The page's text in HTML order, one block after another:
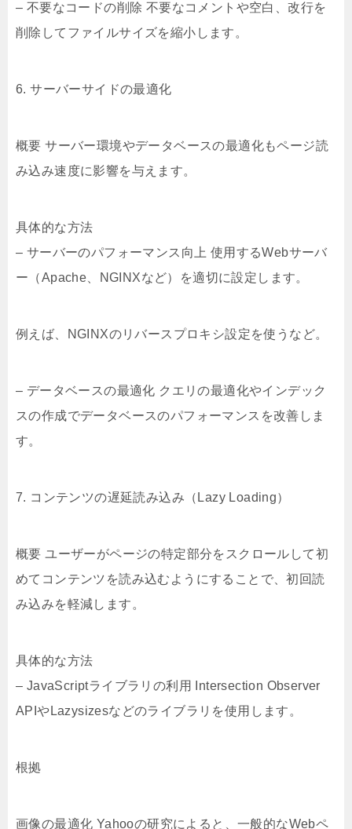
– 不要なコードの削除 不要なコメントや空白、改行を
削除してファイルサイズを縮小します。
6. サーバーサイドの最適化
概要 サーバー環境やデータベースの最適化もページ読
み込み速度に影響を与えます。
具体的な方法
– サーバーのパフォーマンス向上 使用するWebサーバ
ー（Apache、NGINXなど）を適切に設定します。
例えば、NGINXのリバースプロキシ設定を使うなど。
– データベースの最適化 クエリの最適化やインデック
スの作成でデータベースのパフォーマンスを改善しま
す。
7. コンテンツの遅延読み込み（Lazy Loading）
概要 ユーザーがページの特定部分をスクロールして初
めてコンテンツを読み込むようにすることで、初回読
み込みを軽減します。
具体的な方法
– JavaScriptライブラリの利用 Intersection Observer
APIやLazysizesなどのライブラリを使用します。
根拠
画像の最適化 Yahooの研究によると、一般的なWebペ